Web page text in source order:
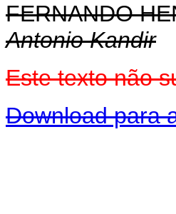
FERNANDO
Antonio Kandir
Este texto não
Download para